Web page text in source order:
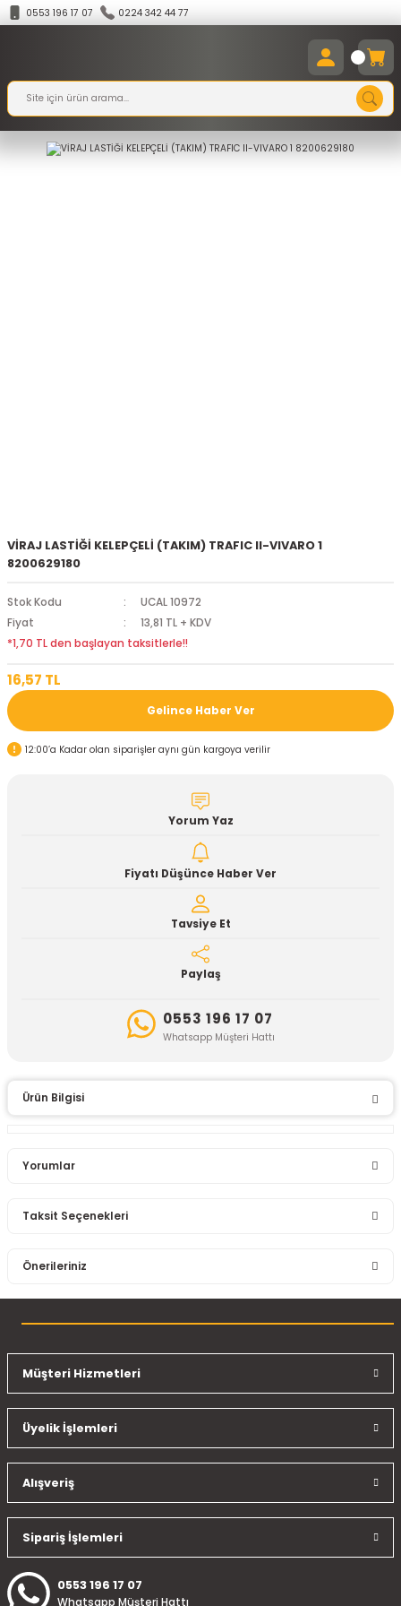
0553 196 17 07 0224 342 44 77
VİRAJ LASTİĞİ KELEPÇELİ (TAKIM) TRAFIC II-VIVARO 1
8200629180
Stok Kodu
UCAL 10972
Fiyat
13,81 TL + KDV
*1,70 TL den başlayan taksitlerle!!
16,57 TL
Gelince Haber Ver
12:00’a Kadar olan siparişler aynı gün kargoya verilir
Yorum Yaz
Fiyatı Düşünce Haber Ver
Tavsiye Et
Paylaş
0553 196 17 07
Whatsapp Müşteri Hattı
Ürün Bilgisi
Yorumlar
Taksit Seçenekleri
Önerileriniz
konularda yetersiz gördüğünüz noktaları öneri formunu
Ürün resmi kalitesiz, bozuk veya görüntülenemiyor.
Ürün açıklamasında eksik bilgiler bulunuyor.
Ürün fiyatı diğer sitelerden daha pahalı.
Bu ürüne benzer farklı alternatifler olmalı.
Müşteri Hizmetleri
Üyelik İşlemleri
Alışveriş
Sipariş İşlemleri
0553 196 17 07
Whatsapp Müşteri Hattı